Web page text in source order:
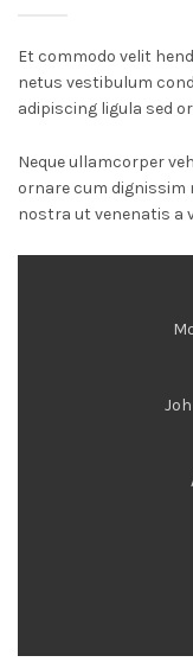
Et commodo velit
netus vestibulum
adipiscing ligula sed
Neque ullamcorper
ornare cum dignissim
nostra ut venenatis a